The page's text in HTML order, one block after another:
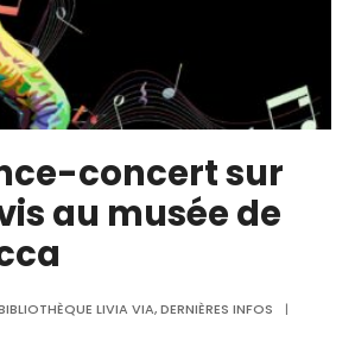
concert sur
au musée de
LIVIA VIA,DERNIÈRES INFOS
|